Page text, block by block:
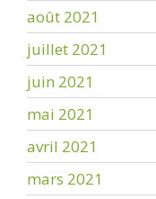
août 2021
juillet 2021
juin 2021
mai 2021
avril 2021
mars 2021